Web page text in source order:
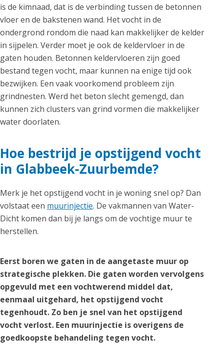
is de kimnaad, dat is de verbinding tussen de betonnen
vloer en de bakstenen wand. Het vocht in de
ondergrond rondom die naad kan makkelijker de kelder
in sijpelen. Verder moet je ook de keldervloer in de
gaten houden. Betonnen keldervloeren zijn goed
bestand tegen vocht, maar kunnen na enige tijd ook
bezwijken. Een vaak voorkomend probleem zijn
grindnesten. Werd het beton slecht gemengd, dan
kunnen zich clusters van grind vormen die makkelijker
water doorlaten.
Hoe bestrijd je opstijgend vocht
in Glabbeek-Zuurbemde?
Merk je het opstijgend vocht in je woning snel op? Dan
volstaat een muurinjectie. De vakmannen van Water-
Dicht komen dan bij je langs om de vochtige muur te
herstellen.
Eerst boren we gaten in de aangetaste muur op
strategische plekken. Die gaten worden vervolgens
opgevuld met een vochtwerend middel dat,
eenmaal uitgehard, het opstijgend vocht
tegenhoudt. Zo ben je snel van het opstijgend
vocht verlost. Een muurinjectie is overigens de
goedkoopste behandeling tegen vocht.